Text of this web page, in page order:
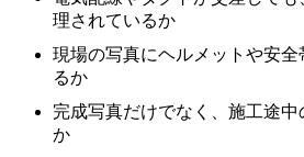
理されているか
現場の写真にヘルメットや安
るか
完成写真だけでなく、施工途
か